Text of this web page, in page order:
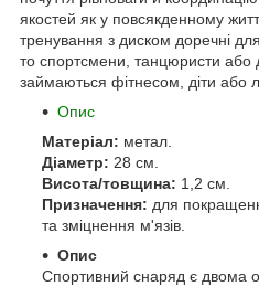
якостей як у повсякденному
тренування з диском доречні
то спортсмени, танцюристи
займаються фітнесом, діти або
Опис
Матеріал: метал.
Діаметр: 28 см.
Висота/товщина: 1,2 см.
Призначення: для
та зміцнення м'язів.
Опис
Спортивний снаряд є двома